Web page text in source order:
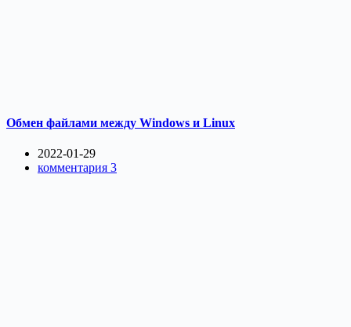
Обмен файлами между Windows и Linux
2022-01-29
комментария 3